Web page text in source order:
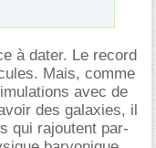
à dater. Le record
Mais, comme
avec de
des galaxies, il
qui rajoutent par-